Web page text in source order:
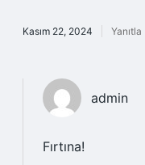
Kasım 22, 2024 Yanıtla
admin
Fırtına!